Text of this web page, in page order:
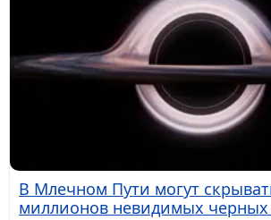
В Млечном Пути могут
миллионов невидимых